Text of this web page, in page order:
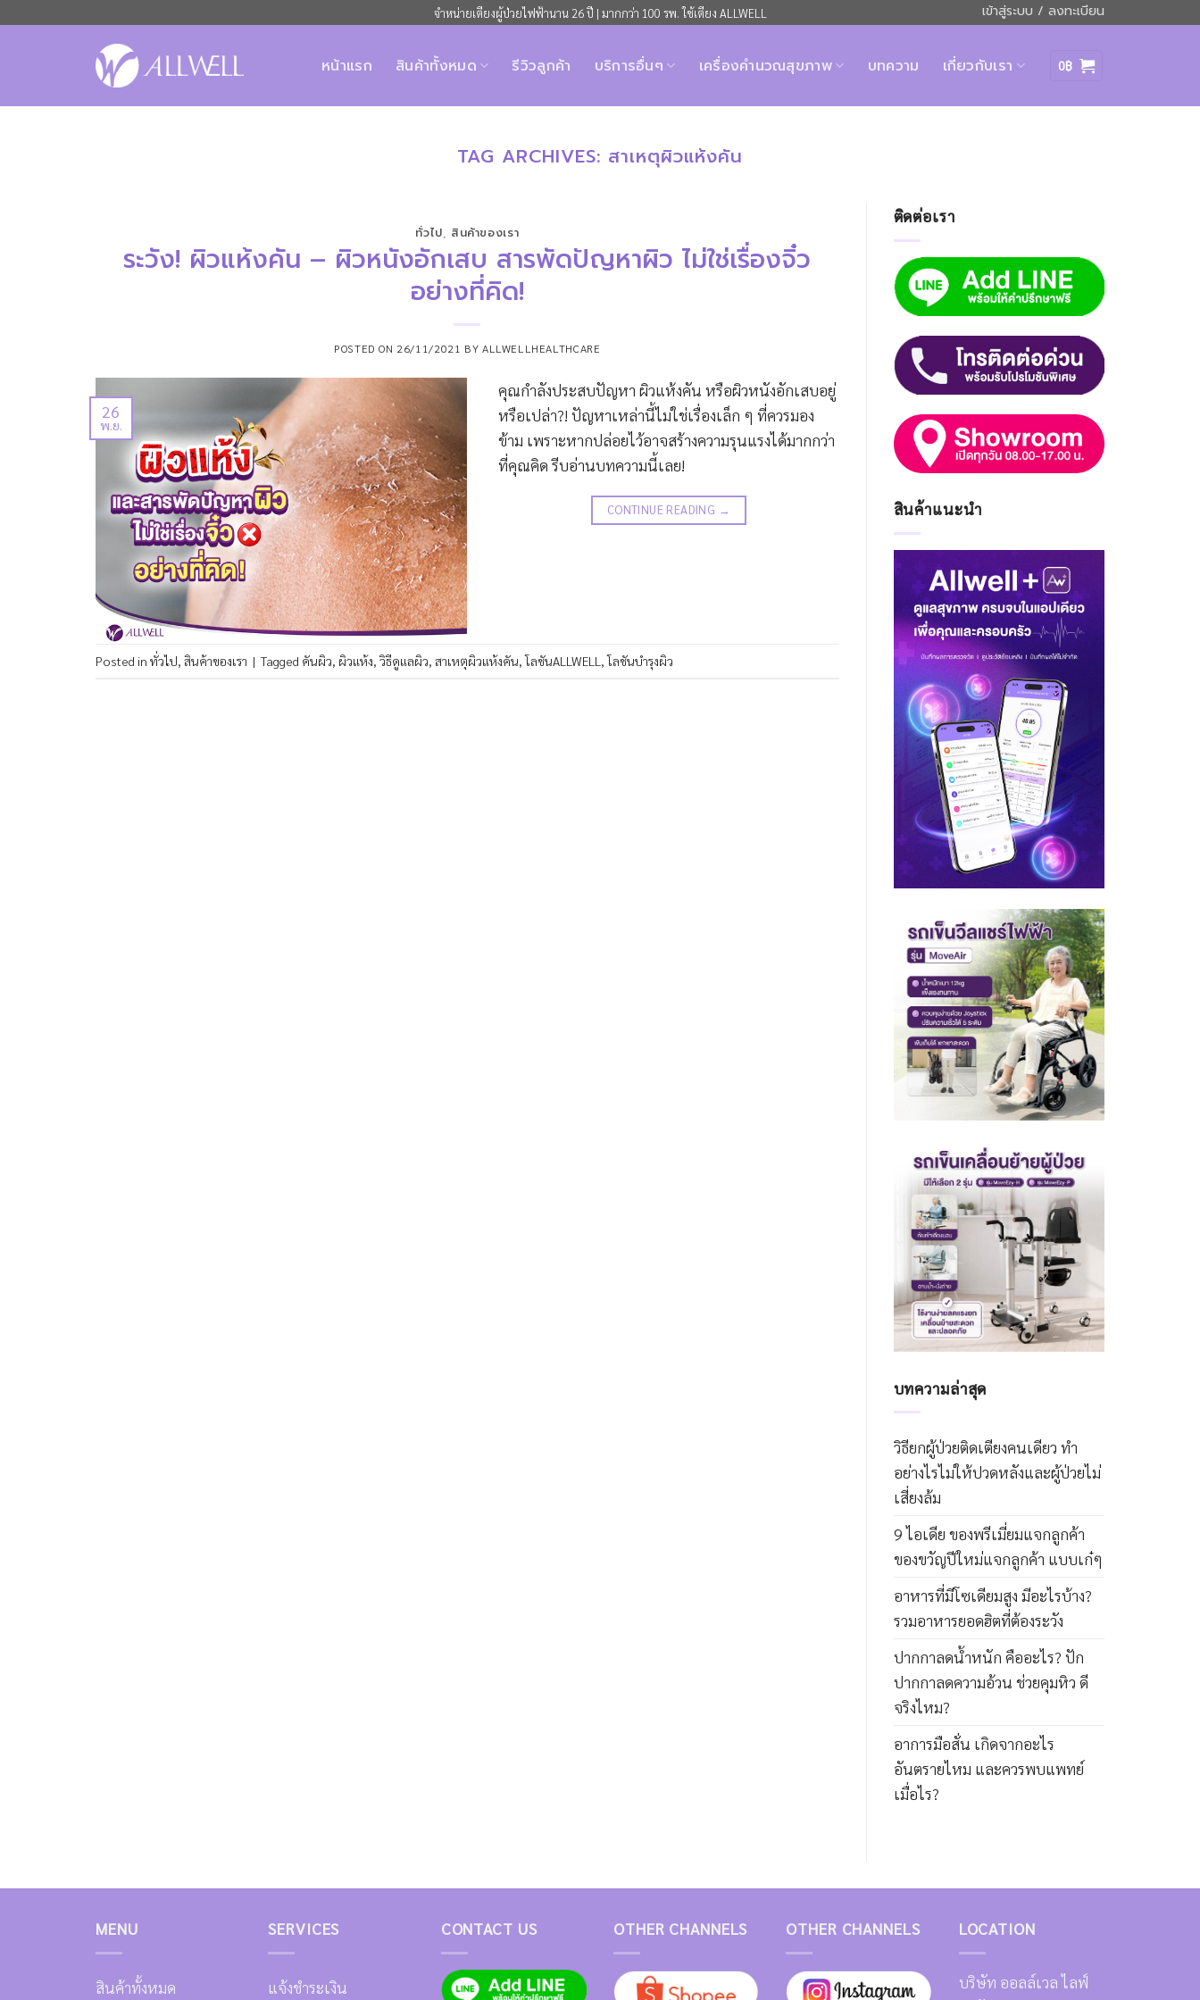
จำหน่ายเตียงผู้ป่วยไฟฟ้านาน 26 ปี | มากกว่า 100 รพ. ใช้เตียง ALLWELL เข้าสู่ระบบ / ลงทะเบียน
หน้าแรก สินค้าทั้งหมด รีวิวลูกค้า บริการอื่นๆ เครื่องคำนวณสุขภาพ บทความ เกี่ยวกับเรา 0฿
TAG ARCHIVES: สาเหตุผิวแห้งคัน
ทั่วไป สินค้าของเรา
ระวัง! ผิวแห้งคัน – ผิวหนังอักเสบ สารพัดปัญหาผิว ไม่ใช่เรื่องจิ๋ว
อย่างที่คิด!
POSTED ON 26/11/2021 BY ALLWELLHEALTHCARE
26
พ.ย.
คุณกำลังประสบปัญหา ผิวแห้งคัน หรือผิวหนังอักเสบอยู่
หรือเปล่า?! ปัญหาเหล่านี้ไม่ใช่เรื่องเล็ก ๆ ที่ควรมอง
ข้าม เพราะหากปล่อยไว้อาจสร้างความรุนแรงได้มากกว่า
ที่คุณคิด รีบอ่านบทความนี้เลย!
CONTINUE READING →
Posted in ทั่วไป สินค้าของเรา | Tagged คันผิว ผิวแห้ง ,วิธีดูแลผิว สาเหตุผิวแห้งคัน ,โลชันALLWELL ,โลชันบำรุงผิว
ติดต่อเรา
สินค้าแนะนำ
บทความล่าสุด
วิธียกผู้ป่วยติดเตียงคนเดียว ทำ
อย่างไรไม่ให้ปวดหลังและผู้ป่วยไม่
เสี่ยงล้ม
9 ไอเดีย ของพรีเมี่ยมแจกลูกค้า
ของขวัญปีใหม่แจกลูกค้า แบบเก๋ๆ
อาหารที่มีโซเดียมสูง มีอะไรบ้าง?
รวมอาหารยอดฮิตที่ต้องระวัง
ปากกาลดน้ำหนัก คืออะไร? ปัก
ปากกาลดความอ้วน ช่วยคุมหิว ดี
จริงไหม?
อาการมือสั่น เกิดจากอะไร
อันตรายไหม และควรพบแพทย์
เมื่อไร?
MENU
สินค้าทั้งหมด
SERVICES
แจ้งชำระเงิน
CONTACT US OTHER CHANNELS OTHER CHANNELS LOCATION
บริษัท ออลล์เวล ไลฟ์